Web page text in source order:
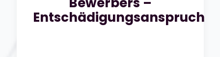
Entschädigungsanspruch